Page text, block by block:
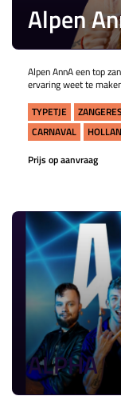
Alpen
Alpen AnnA een top
ervaring weet te
TYPETJE
ZANGERES
CARNAVAL
Prijs op aanvraag
ALPHA